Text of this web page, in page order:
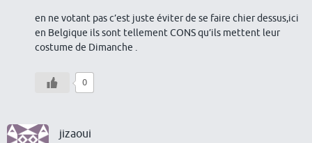
en ne votant pas c’est juste éviter de se faire chier dessus,ici
en Belgique ils sont tellement CONS qu’ils mettent leur
costume de Dimanche .
0
jizaoui